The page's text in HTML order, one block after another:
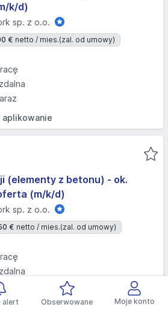
alert Obserwowane Moje konto
k/d)
sp. z o.o.
€ netto / mies.(zal. od umowy)
aplikowanie
(elementy z betonu) - ok.
(m/k/d)
sp. z o.o.
€ netto / mies.(zal. od umowy)
aplikowanie